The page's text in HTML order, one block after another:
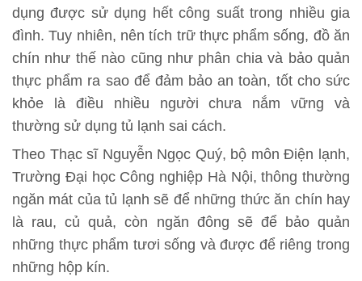
dụng được sử dụng hết công suất trong nhiều gia
đình. Tuy nhiên, nên tích trữ thực phẩm sống, đồ ăn
chín như thế nào cũng như phân chia và bảo quản
thực phẩm ra sao để đảm bảo an toàn, tốt cho sức
khỏe là điều nhiều người chưa nắm vững và
thường sử dụng tủ lạnh sai cách.
Theo Thạc sĩ Nguyễn Ngọc Quý, bộ môn Điện lạnh,
Trường Đại học Công nghiệp Hà Nội, thông thường
ngăn mát của tủ lạnh sẽ để những thức ăn chín hay
là rau, củ quả, còn ngăn đông sẽ để bảo quản
những thực phẩm tươi sống và được để riêng trong
những hộp kín.